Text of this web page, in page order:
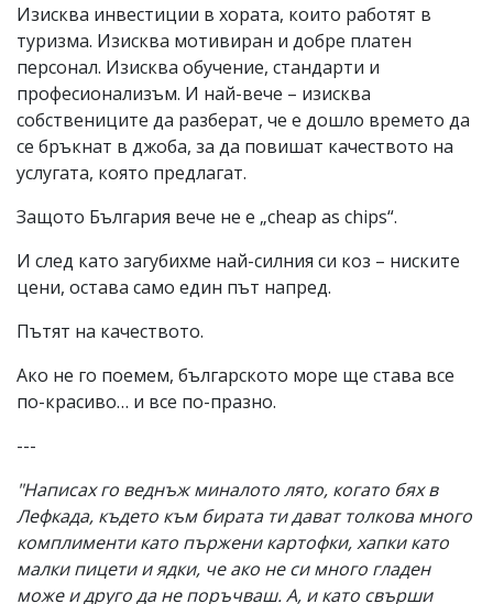
Изисква инвестиции в хората, които работят в
туризма. Изисква мотивиран и добре платен
персонал. Изисква обучение, стандарти и
професионализъм. И най-вече – изисква
собствениците да разберат, че е дошло времето да
се бръкнат в джоба, за да повишат качеството на
услугата, която предлагат.
Защото България вече не е „cheap as chips“.
И след като загубихме най-силния си коз – ниските
цени, остава само един път напред.
Пътят на качеството.
Ако не го поемем, българското море ще става все
по-красиво… и все по-празно.
---
"Написах го веднъж миналото лято, когато бях в
Лефкада, където към бирата ти дават толкова много
комплименти като пържени картофки, хапки като
малки пицети и ядки, че ако не си много гладен
може и друго да не поръчваш. А, и като свърши